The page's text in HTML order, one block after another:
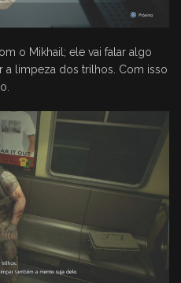
o Mikhail; ele vai falar algo
a limpeza dos trilhos. Com isso